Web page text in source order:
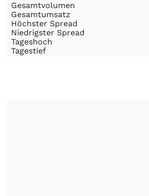
Gesamtvolumen
Gesamtumsatz
Höchster Spread
Niedrigster Spread
Tageshoch
Tagestief